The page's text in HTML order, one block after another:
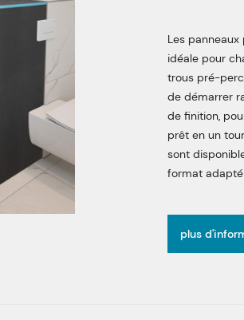
Les
idéale pour
trous pré-
de démarrer
de finition,
prêt en un
sont
format
plus